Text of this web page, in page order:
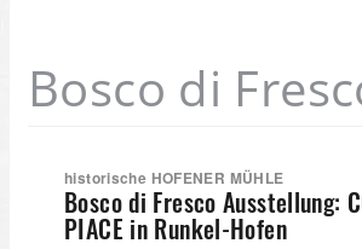
Bosco di
historische HOFENER MÜHLE
Bosco di Fresco Ausstellung:
PIACE in Runkel-Hofen